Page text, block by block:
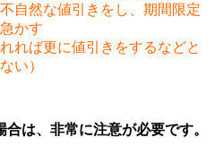
自然な値引きをし、期間限定
かす
れば更に値引きをするなどと
い）
は、非常に注意が必要です。